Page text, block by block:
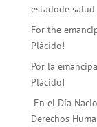
estadode
For the
Plácido!
Por la
Plácido!
En el Día
Derechos